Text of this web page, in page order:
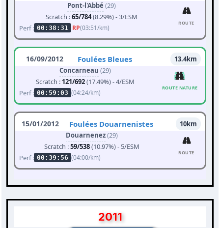
Pont-l'Abbé (29)
Scratch :65/784(8.29%) - 3/ESM
Perf : 00:38:31 RP(03:51/km)
ROUTE
16/09/2012 Foulées Bleues
13.4km
Concarneau (29)
Scratch : 121/692(17.49%) - 4/ESM
Perf : 00:59:03 (04:24/km)
ROUTE NATURE
15/01/2012 Foulées Douarnenistes
10km
Douarnenez(29)
Scratch :59/538(10.97%) - 5/ESM
Perf : 00:39:56 (04:00/km)
ROUTE
2011